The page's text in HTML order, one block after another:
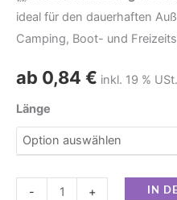
ideal für den dauerhaften
Camping, Boot- und
ab 0,84 € inkl. 19 %
Länge
- + IN